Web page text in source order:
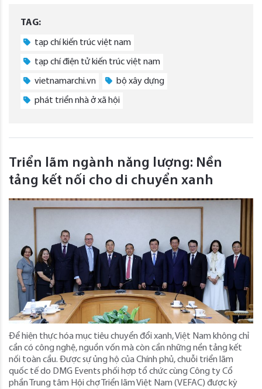
TAG:
tạp chí kiến trúc việt nam
tạp chí điện tử kiến trúc việt nam
vietnamarchi.vn bộ xây dựng
phát triển nhà ở xã hội
Triển lãm ngành năng lượng: Nền
tảng kết nối cho di chuyển xanh
Để hiện thực hóa mục tiêu chuyển đổi xanh, Việt Nam không chỉ
cần có công nghệ, nguồn vốn mà còn cần những nền tảng kết
nối toàn cầu. Được sự ủng hộ của Chính phủ, chuỗi triển lãm
quốc tế do DMG Events phối hợp tổ chức cùng Công ty Cổ
phần Trung tâm Hội chợ Triển lãm Việt Nam (VEFAC) được kỳ